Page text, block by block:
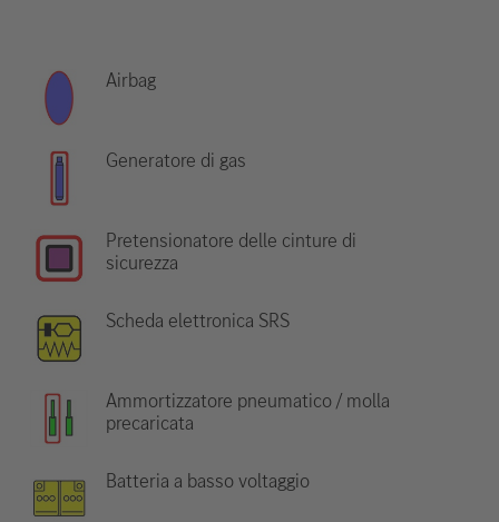
Airbag
Generatore di gas
Pretensionatore delle cinture di
sicurezza
Scheda elettronica SRS
Ammortizzatore pneumatico / molla
precaricata
Batteria a basso voltaggio